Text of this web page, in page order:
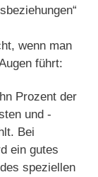
wenn man
führt:
Prozent der
und -
Bei
ein gutes
speziellen